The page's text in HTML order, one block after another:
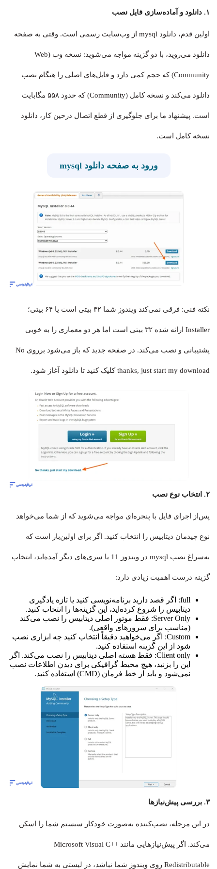
۱. دانلود و آماده‌سازی فایل نصب
اولین قدم، دانلود mysql از وب‌سایت رسمی است. وقتی به صفحه
دانلود می‌روید، با دو گزینه مواجه می‌شوید: نسخه وب (Web
Community) که حجم کمی دارد و فایل‌های اصلی را هنگام نصب
دانلود می‌کند و نسخه کامل (Community) که حدود ۵۵۸ مگابایت
است. پیشنهاد ما برای جلوگیری از قطع اتصال درحین کار، دانلود
نسخه کامل است.
ورود به صفحه دانلود mysql
نکته فنی: فرقی نمی‌کند ویندوز شما ۳۲ بیتی است یا ۶۴ بیتی؛
Installer ارائه شده ۳۲ بیتی است اما هر دو معماری را به خوبی
پشتیبانی و نصب می‌کند. در صفحه جدید که باز می‌شود برروی No
thanks, just start my download کلیک کنید تا دانلود آغاز شود.
۲. انتخاب نوع نصب
پس‌از اجرای فایل با پنجره‌ای مواجه می‌شوید که از شما می‌خواهد
نوع چیدمان دیتابیس را انتخاب کنید. اگر برای اولین‌بار است که
به‌سراغ نصب mysql در ویندوز 11 یا سری‌های دیگر آمده‌اید، انتخاب
گزینه درست اهمیت زیادی دارد:
full: اگر قصد دارید برنامه‌نویسی کنید یا تازه یادگیری
دیتابیس را شروع کرده‌اید، این گزینه‌ها را انتخاب کنید.
Server Only: فقط موتور اصلی دیتابیس را نصب می‌کند
(مناسب برای سرورهای واقعی).
Custom: اگر می‌خواهید دقیقاً انتخاب کنید چه ابزاری نصب
شود از این گزینه استفاده کنید.
Client only: فقط هسته اصلی دیتابیس را نصب می‌کند. اگر
این را بزنید، هیچ محیط گرافیکی برای دیدن اطلاعات نصب
نمی‌شود و باید از خط فرمان (CMD) استفاده کنید.
۳. بررسی پیش‌نیازها
در این مرحله، نصب‌کننده به‌صورت خودکار سیستم شما را اسکن
می‌کند. اگر پیش‌نیازهایی مانند Microsoft Visual C++
Redistributable روی ویندوز شما نباشد، در لیستی به شما نمایش